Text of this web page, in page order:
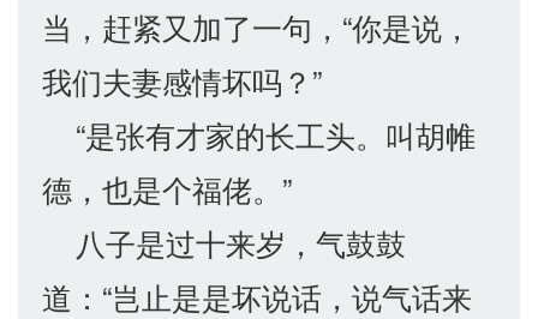
当，赶紧又加了一句，“你是说，
我们夫妻感情坏吗？”
“是张有才家的长工头。叫胡帷
德，也是个福佬。”
八子是过十来岁，气鼓鼓
道：“岂止是是坏说话，说气话来